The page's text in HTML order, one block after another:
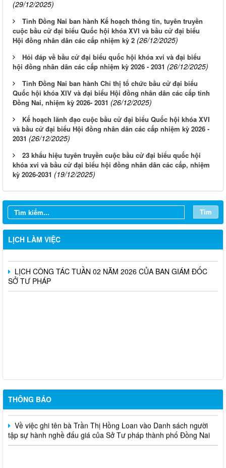
(29/12/2025)
Tỉnh Đồng Nai ban hành Kế hoạch thông tin, tuyên truyền
cuộc bầu cử đại biểu Quốc hội khóa XVI và bầu cử đại biểu
Hội đồng nhân dân các cấp nhiệm kỳ 2 (26/12/2025)
Hỏi đáp về bầu cử đại biểu quốc hội khóa xvi và đại biểu
hội đồng nhân dân các cấp nhiệm kỳ 2026 - 2031 (26/12/2025)
Tỉnh Đồng Nai ban hành Chỉ thị tổ chức bầu cử đại biểu
Quốc hội khóa XIV và đại biểu Hội đồng nhân dân các cấp tỉnh
Đồng Nai, nhiệm kỳ 2026- 2031 (26/12/2025)
Kế hoạch lãnh đạo cuộc bầu cử đại biểu Quốc hội khóa XVI
và bầu cử đại biểu Hội đồng nhân dân các cấp nhiệm kỳ 2026 -
2031 (26/12/2025)
23 khẩu hiệu tuyên truyền cuộc bầu cử đại biểu quốc hội
khóa xvi và bầu cử đại biểu hội đồng nhân dân các cấp, nhiệm
kỳ 2026-2031 (19/12/2025)
Tìm
LỊCH LÀM VIỆC
LỊCH CÔNG TÁC TUẦN 13 NĂM 2026 CỦA BAN GIÁM ĐỐC
LỊCH CÔNG TÁC TUẦN 10 NĂM 2026 CỦA BAN GIÁM ĐỐC
SỞ TƯ PHÁP
LỊCH CÔNG TÁC TUẦN 09 NĂM 2026 CỦA BAN GIÁM ĐỐC
SỞ TƯ PHÁP
LỊCH CÔNG TÁC TUẦN 02 NĂM 2026 CỦA BAN GIÁM ĐỐC
SỞ TƯ PHÁP
THÔNG BÁO
CẤP LẠI THẺ CÔNG CHỨNG VIÊN (Dương Anh Dũng)
CẤP THẺ CÔNG CHỨNG VIÊN (Nguyễn Hoàng Tiên Khải)
Về việc ghi tên bà Trần Thị Hồng Loan vào Danh sách người
tập sự hành nghề đấu giá của Sở Tư pháp thành phố Đồng Nai